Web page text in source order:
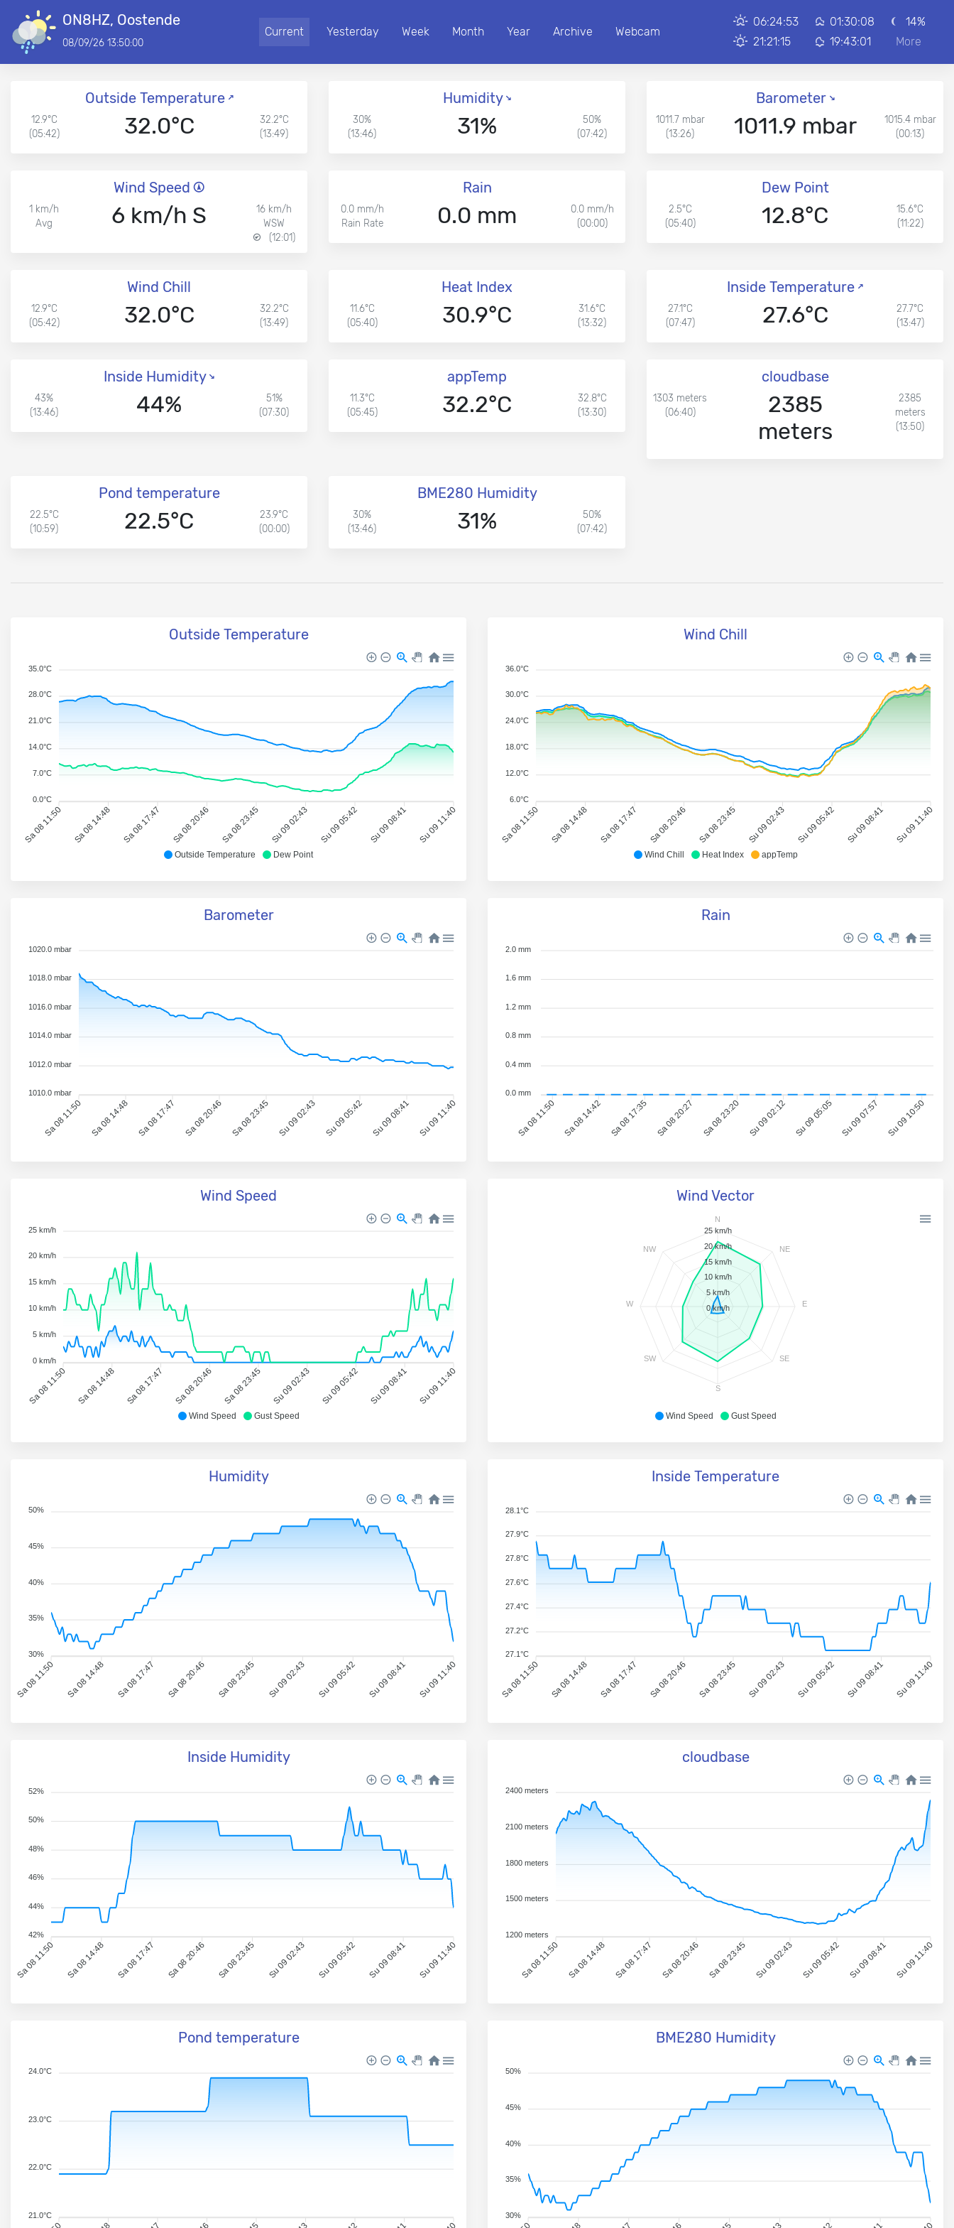
ON8HZ, Oostende
08/09/26 13:50:00
Current Yesterday Week Month Year Archive Webcam
06:24:53
21:21:15
01:30:08
19:43:01
14%
More
Outside Temperature
12.9°C
(05:42)
32.0°C
32.2°C
(13:49)
Humidity
30%
(13:46)
31%
50%
(07:42)
Barometer
1011.7 mbar
(13:26)
1011.9 mbar
1015.4 mbar
(00:13)
Wind Speed
1 km/h
Avg
6 km/h S
16 km/h
WSW
(12:01)
Rain
0.0 mm/h
Rain Rate
0.0 mm
0.0 mm/h
(00:00)
Dew Point
2.5°C
(05:40)
12.8°C
15.6°C
(11:22)
Wind Chill
12.9°C
(05:42)
32.0°C
32.2°C
(13:49)
Heat Index
11.6°C
(05:40)
30.9°C
31.6°C
(13:32)
Inside Temperature
27.1°C
(07:47)
27.6°C
27.7°C
(13:47)
Inside Humidity
43%
(13:46)
44%
51%
(07:30)
appTemp
11.3°C
(05:45)
32.2°C
32.8°C
(13:30)
cloudbase
1303 meters
(06:40)
2385
meters
2385
meters
(13:50)
Pond temperature
22.5°C
(10:59)
22.5°C
23.9°C
(00:00)
BME280 Humidity
30%
(13:46)
31%
50%
(07:42)
Outside Temperature
Outside Temperature Dew Point
Sa 08 11:50 Sa 08 14:48 Sa 08 17:47 Sa 08 20:46 Sa 08 23:45 Su 09 02:43 Su 09 05:42 Su 09 08:41 Su 09 11:40
35.0°C
28.0°C
21.0°C
14.0°C
7.0°C
0.0°C
Wind Chill
Wind Chill Heat Index appTemp
Sa 08 11:50 Sa 08 14:48 Sa 08 17:47 Sa 08 20:46 Sa 08 23:45 Su 09 02:43 Su 09 05:42 Su 09 08:41 Su 09 11:40
36.0°C
30.0°C
24.0°C
18.0°C
12.0°C
6.0°C
Barometer
Sa 08 11:50 Sa 08 14:48 Sa 08 17:47 Sa 08 20:46 Sa 08 23:45 Su 09 02:43 Su 09 05:42 Su 09 08:41 Su 09 11:40
1020.0 mbar
1018.0 mbar
1016.0 mbar
1014.0 mbar
1012.0 mbar
1010.0 mbar
Rain
Sa 08 11:50 Sa 08 14:42 Sa 08 17:35 Sa 08 20:27 Sa 08 23:20 Su 09 02:12 Su 09 05:05 Su 09 07:57 Su 09 10:50
2.0 mm
1.6 mm
1.2 mm
0.8 mm
0.4 mm
0.0 mm
Wind Speed
Wind Speed Gust Speed
Sa 08 11:50 Sa 08 14:48 Sa 08 17:47 Sa 08 20:46 Sa 08 23:45 Su 09 02:43 Su 09 05:42 Su 09 08:41 Su 09 11:40
25 km/h
20 km/h
15 km/h
10 km/h
5 km/h
0 km/h
Wind Vector
Wind Speed Gust Speed
N
NE
E
SE
S
SW
W
NW
25 km/h
20 km/h
15 km/h
10 km/h
5 km/h
0 km/h
Humidity
Sa 08 11:50 Sa 08 14:48 Sa 08 17:47 Sa 08 20:46 Sa 08 23:45 Su 09 02:43 Su 09 05:42 Su 09 08:41 Su 09 11:40
50%
45%
40%
35%
30%
Inside Temperature
Sa 08 11:50 Sa 08 14:48 Sa 08 17:47 Sa 08 20:46 Sa 08 23:45 Su 09 02:43 Su 09 05:42 Su 09 08:41 Su 09 11:40
28.1°C
27.9°C
27.8°C
27.6°C
27.4°C
27.2°C
27.1°C
Inside Humidity
Sa 08 11:50 Sa 08 14:48 Sa 08 17:47 Sa 08 20:46 Sa 08 23:45 Su 09 02:43 Su 09 05:42 Su 09 08:41 Su 09 11:40
52%
50%
48%
46%
44%
42%
cloudbase
Sa 08 11:50 Sa 08 14:48 Sa 08 17:47 Sa 08 20:46 Sa 08 23:45 Su 09 02:43 Su 09 05:42 Su 09 08:41 Su 09 11:40
2400 meters
2100 meters
1800 meters
1500 meters
1200 meters
Pond temperature
24.0°C
23.0°C
22.0°C
21.0°C
BME280 Humidity
50%
45%
40%
35%
30%